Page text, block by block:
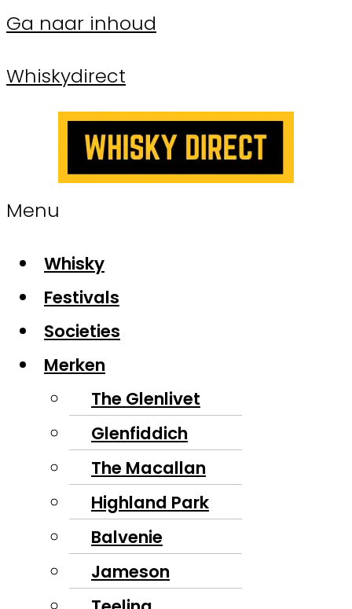
Ga naar inhoud
Whiskydirect
Menu
Whisky
Festivals
Societies
Merken
The Glenlivet
Glenfiddich
The Macallan
Highland Park
Balvenie
Jameson